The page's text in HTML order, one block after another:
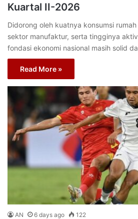
Kuartal II-2026
Didorong oleh kuatnya konsumsi
sektor manufaktur, serta tingginya
fondasi ekonomi nasional masih solid
Read More »
AN 6 days ago 122